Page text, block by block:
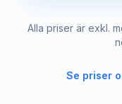
Alla priser är exkl.
Se priser